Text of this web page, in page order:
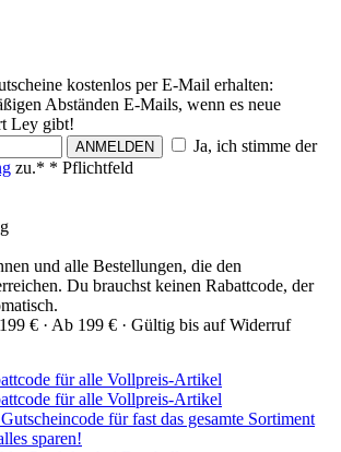
kostenlos per E-Mail erhalten:
Abständen E-Mails, wenn es neue
Ley gibt!
ANMELDEN
Ja, ich stimme der
zu.* * Pflichtfeld
und alle Bestellungen, die den
Du brauchst keinen Rabattcode, der
€ · Ab 199 € · Gültig bis auf Widerruf